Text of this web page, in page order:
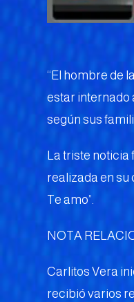
“El hombre de
estar internado
según sus
La triste
realizada en su
Te amo”.
NOTA
Carlitos Vera
recibió varios